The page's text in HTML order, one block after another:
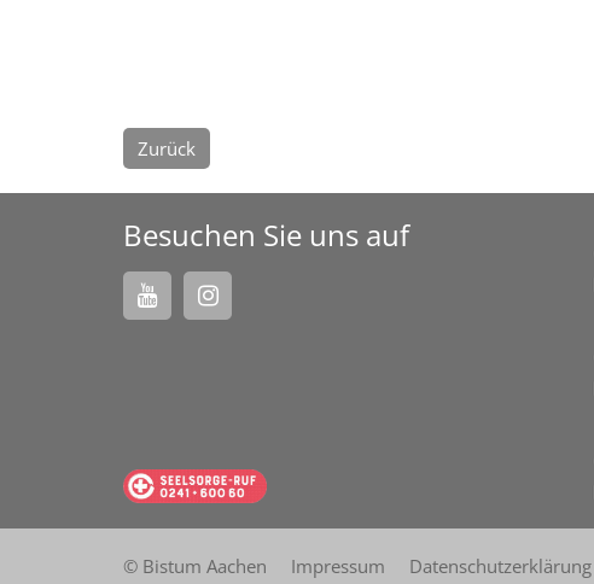
Zurück
Besuchen Sie uns auf
© Bistum Aachen Impressum Datenschutzerklärung